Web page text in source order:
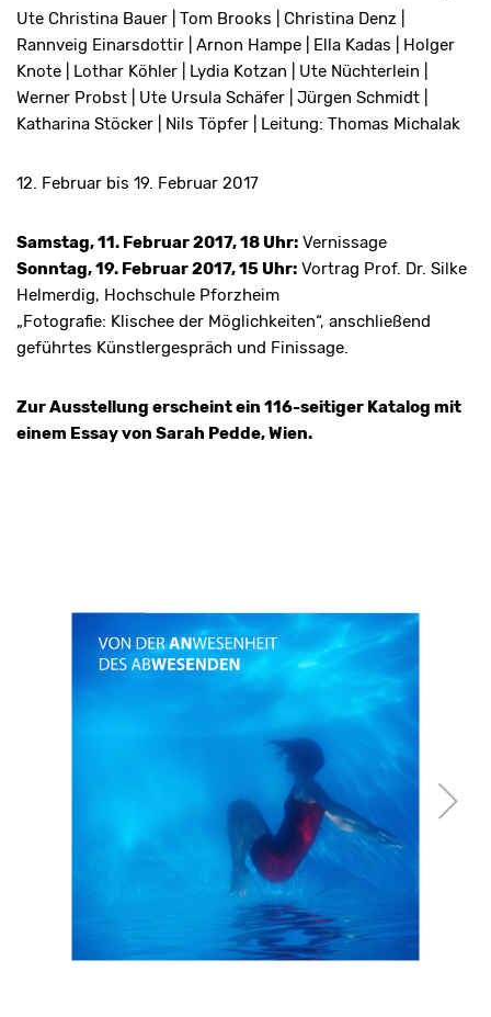
Ute Christina Bauer | Tom Brooks | Christina Denz |
Rannveig Einarsdottir | Arnon Hampe | Ella Kadas | Holger
Knote | Lothar Köhler | Lydia Kotzan | Ute Nüchterlein |
Werner Probst | Ute Ursula Schäfer | Jürgen Schmidt |
Katharina Stöcker | Nils Töpfer | Leitung: Thomas Michalak
12. Februar bis 19. Februar 2017
Samstag, 11. Februar 2017, 18 Uhr: Vernissage
Sonntag, 19. Februar 2017, 15 Uhr: Vortrag Prof. Dr. Silke
Helmerdig, Hochschule Pforzheim
„Fotografie: Klischee der Möglichkeiten“, anschließend
geführtes Künstlergespräch und Finissage.
Zur Ausstellung erscheint ein 116-seitiger Katalog mit
einem Essay von Sarah Pedde, Wien.